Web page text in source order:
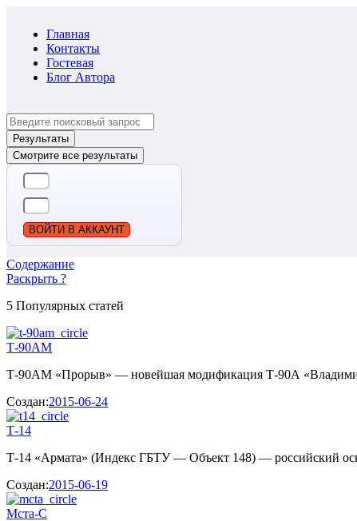
Главная
Контакты
Гостевая
Блог Автора
Search
...Результаты
Смотрите все результаты
ВОЙТИ В АККАУНТ
Содержание
Раскрыть ?
5 Популярных статей
Т-90АМ
Т-90АМ «Прорыв» — новейшая модификация Т-90А
Создан:2015-06-24
Т-14
Т-14 «Армата» (Индекс ГБТУ — Объект 148) — российский
Создан:2015-06-19
Мста-С